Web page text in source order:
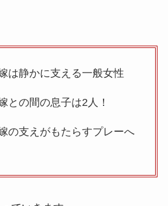
は静かに支える一般女性
との間の息子は2人！
の支えがもたらすプレーへ